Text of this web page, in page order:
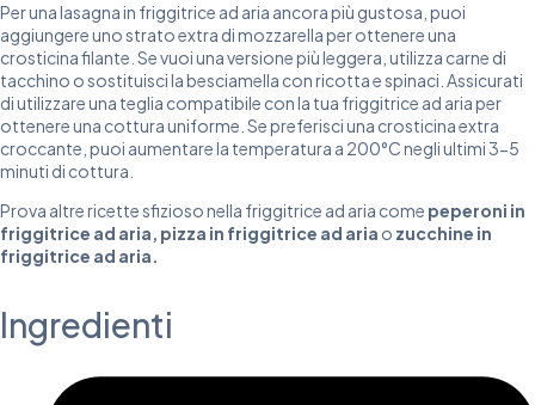
Per una lasagna in friggitrice ad aria ancora più gustosa, puoi
aggiungere uno strato extra di mozzarella per ottenere una
crosticina filante. Se vuoi una versione più leggera, utilizza carne di
tacchino o sostituisci la besciamella con ricotta e spinaci. Assicurati
di utilizzare una teglia compatibile con la tua friggitrice ad aria per
ottenere una cottura uniforme. Se preferisci una crosticina extra
croccante, puoi aumentare la temperatura a 200°C negli ultimi 3-5
minuti di cottura.
Prova altre ricette sfizioso nella friggitrice ad aria come peperoni in
friggitrice ad aria, pizza in friggitrice ad aria o zucchine in
friggitrice ad aria.
Ingredienti